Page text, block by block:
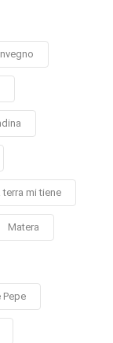
terra mi tiene
Matera
Pepe